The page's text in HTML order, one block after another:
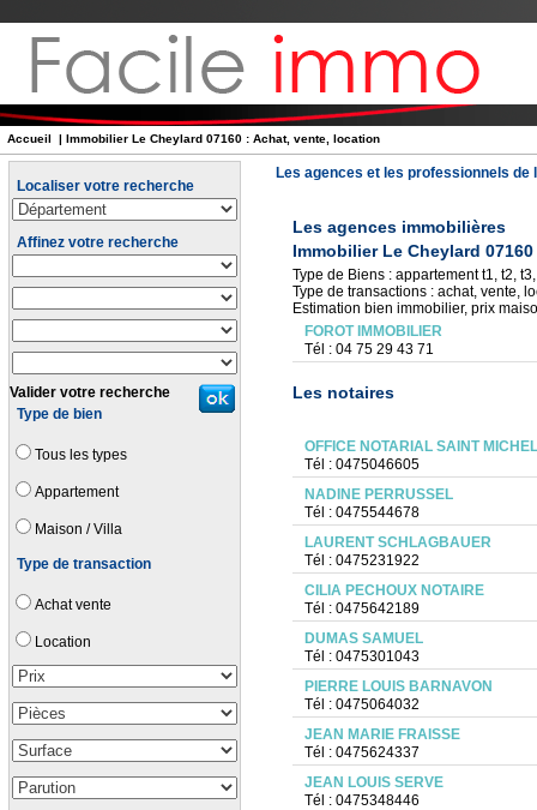
Accueil | Immobilier Le Cheylard 07160 : Achat, vente, location
Localiser votre recherche
Affinez votre recherche
Valider votre recherche
Type de bien
Tous les types
Appartement
Maison / Villa
Type de transaction
Achat vente
Location
Les agences et les professionnels
Les agences immobilières
Immobilier Le Cheylard 07160
Type de Biens : appartement t1, t2,
Type de transactions : achat, vente,
Estimation bien immobilier, prix
FOROT IMMOBILIER
Tél : 04 75 29 43 71
Les notaires
OFFICE NOTARIAL SAINT
Tél : 0475046605
NADINE PERRUSSEL
Tél : 0475544678
LAURENT SCHLAGBAUER
Tél : 0475231922
CILIA PECHOUX NOTAIRE
Tél : 0475642189
DUMAS SAMUEL
Tél : 0475301043
PIERRE LOUIS BARNAVON
Tél : 0475064032
JEAN MARIE FRAISSE
Tél : 0475624337
JEAN LOUIS SERVE
Tél : 0475348446